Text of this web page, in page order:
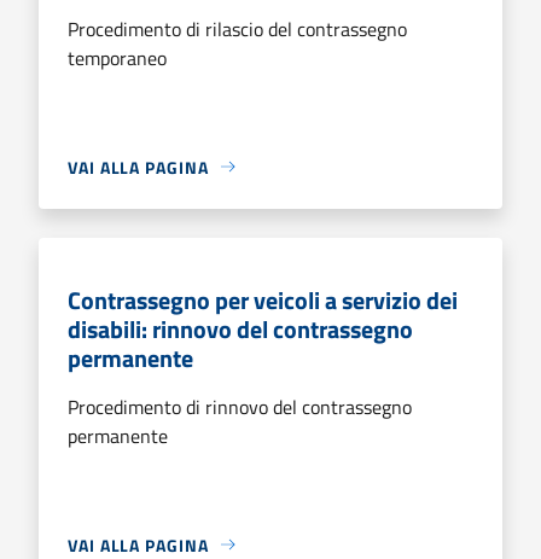
Procedimento di rilascio del contrassegno
temporaneo
VAI ALLA PAGINA
Contrassegno per veicoli a servizio dei
disabili: rinnovo del contrassegno
permanente
Procedimento di rinnovo del contrassegno
permanente
VAI ALLA PAGINA